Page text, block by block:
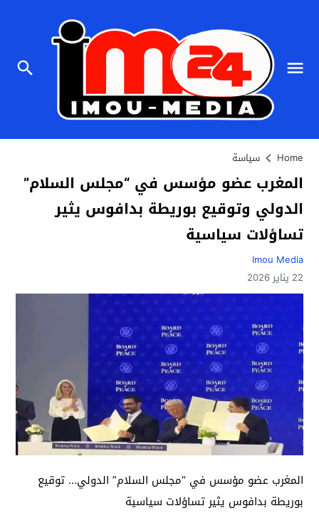
Home سياسة
المغرب عضو مؤسس في “مجلس السلام”
الدولي وتوقيع بوريطة بدافوس يثير
تساؤلات سياسية
Imou Media
22 يناير 2026
المغرب عضو مؤسس في “مجلس السلام” الدولي… توقيع
بوريطة بدافوس يثير تساؤلات سياسية